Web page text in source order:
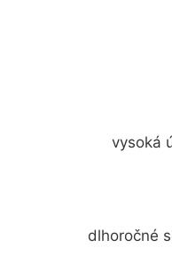
vysoká
dlhoročné